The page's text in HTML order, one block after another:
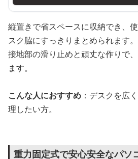
縦置きで省スペースに収納でき、
スク脇にすっきりまとめられます。
接地部の滑り止めと頑丈な作りで
ます。
こんな人におすすめ ：デスクを広
理したい方。
重力固定式で安心安全なパソ